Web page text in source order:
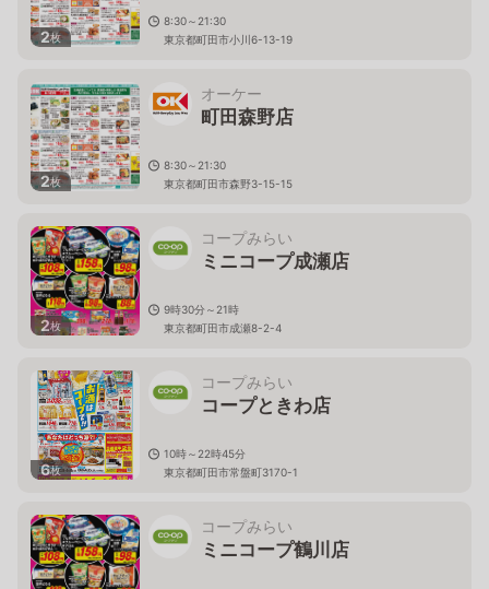
2枚
8:30～21:30
東京都町田市小川6-13-19
2枚
オーケー
町田森野店
8:30～21:30
東京都町田市森野3-15-15
2枚
コープみらい
ミニコープ成瀬店
9時30分～21時
東京都町田市成瀬8-2-4
6枚
コープみらい
コープときわ店
10時～22時45分
東京都町田市常盤町3170-1
コープみらい
ミニコープ鶴川店